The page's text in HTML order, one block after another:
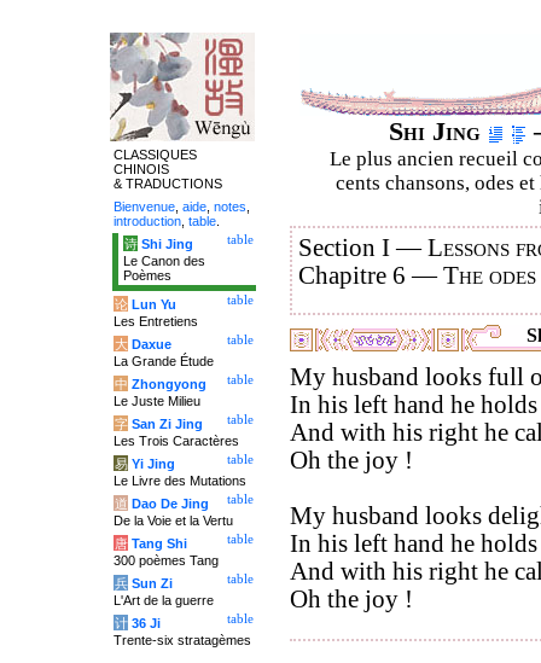
Shi Jing
Le plus ancien recueil
cents chansons, odes
Section I —Lessons
Chapitre 6 —The
My husband looks full
In his left hand he
And with his right he
Oh the joy !
My husband looks
In his left hand he
And with his right he
Oh the joy !
CLASSIQUES
CHINOIS
& TRADUCTIONS
Bienvenue aide notes
introduction table
table
诗 Shi Jing
Le Canon des
Poèmes
table
论 Lun Yu
Les Entretiens
table
大 Daxue
La Grande Étude
table
中 Zhongyong
Le Juste Milieu
table
字 San Zi Jing
Les Trois Caractères
table
易 Yi Jing
Le Livre des Mutations
table
道 Dao De Jing
De la Voie et la Vertu
table
唐 Tang Shi
300 poèmes Tang
table
兵 Sun Zi
L'Art de la guerre
table
计 36 Ji
Trente-six stratagèmes